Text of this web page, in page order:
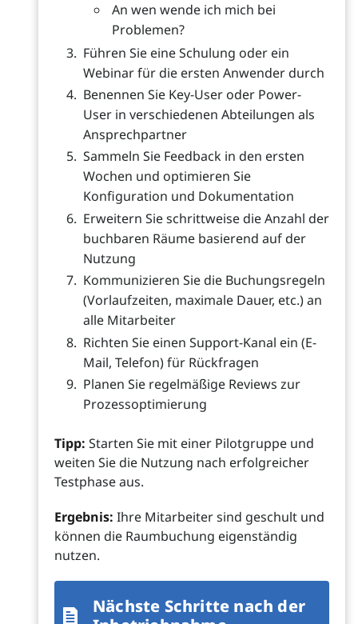
An wen wende ich mich bei
Problemen?
Führen Sie eine Schulung oder ein
Webinar für die ersten Anwender durch
Benennen Sie Key-User oder Power-
User in verschiedenen Abteilungen als
Ansprechpartner
Sammeln Sie Feedback in den ersten
Wochen und optimieren Sie
Konfiguration und Dokumentation
Erweitern Sie schrittweise die Anzahl der
buchbaren Räume basierend auf der
Nutzung
Kommunizieren Sie die Buchungsregeln
(Vorlaufzeiten, maximale Dauer, etc.) an
alle Mitarbeiter
Richten Sie einen Support-Kanal ein (E-
Mail, Telefon) für Rückfragen
Planen Sie regelmäßige Reviews zur
Prozessoptimierung
Tipp: Starten Sie mit einer Pilotgruppe und
weiten Sie die Nutzung nach erfolgreicher
Testphase aus.
Ergebnis: Ihre Mitarbeiter sind geschult und
können die Raumbuchung eigenständig
nutzen.
Nächste Schritte nach der